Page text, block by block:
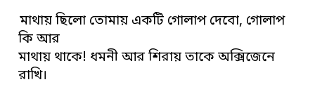
মাথায় ছিলো তোমায় একটি গোলাপ দেবো, গোলাপ
কি আর
মাথায় থাকে! ধমনী আর শিরায় তাকে অক্সিজেনে
রাখি।